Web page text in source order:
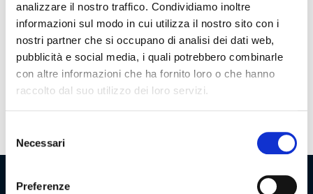
analizzare il nostro traffico. Condividiamo inoltre
informazioni sul modo in cui utilizza il nostro sito con i
nostri partner che si occupano di analisi dei dati web,
pubblicità e social media, i quali potrebbero combinarle
con altre informazioni che ha fornito loro o che hanno
raccolto dal suo utilizzo dei loro servizi.
delNecessari
Preferenze
News
Loading PDF 13% ...